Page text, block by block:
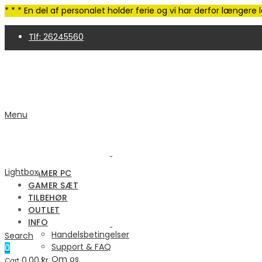
* * * En del af personalet holder ferie og vi har derfor
Tlf: 26245560
GAMER PC
GAMER SÆT
TILBEHØR
OUTLET
INFO
Handelsbetingelser
Support & FAQ
Om os
Menu
Search
0
Lightbox